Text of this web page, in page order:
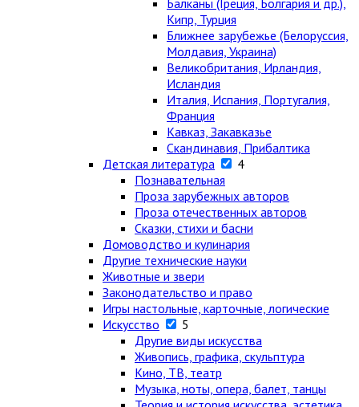
Балканы (Греция, Болгария и др.),
Кипр, Турция
Ближнее зарубежье (Белоруссия,
Молдавия, Украина)
Великобритания, Ирландия,
Исландия
Италия, Испания, Португалия,
Франция
Кавказ, Закавказье
Скандинавия, Прибалтика
Детская литература
4
Познавательная
Проза зарубежных авторов
Проза отечественных авторов
Сказки, стихи и басни
Домоводство и кулинария
Другие технические науки
Животные и звери
Законодательство и право
Игры настольные, карточные, логические
Искусство
5
Другие виды искусства
Живопись, графика, скульптура
Кино, ТВ, театр
Музыка, ноты, опера, балет, танцы